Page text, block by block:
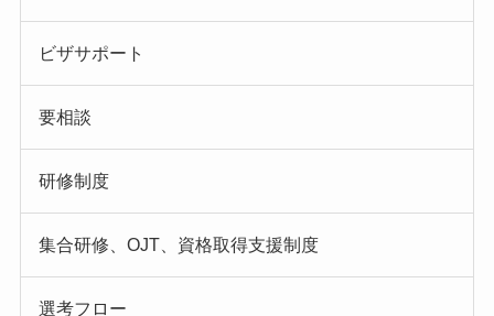
ビザサポート
要相談
研修制度
集合研修、OJT、資格取得支援制度
選考フロー